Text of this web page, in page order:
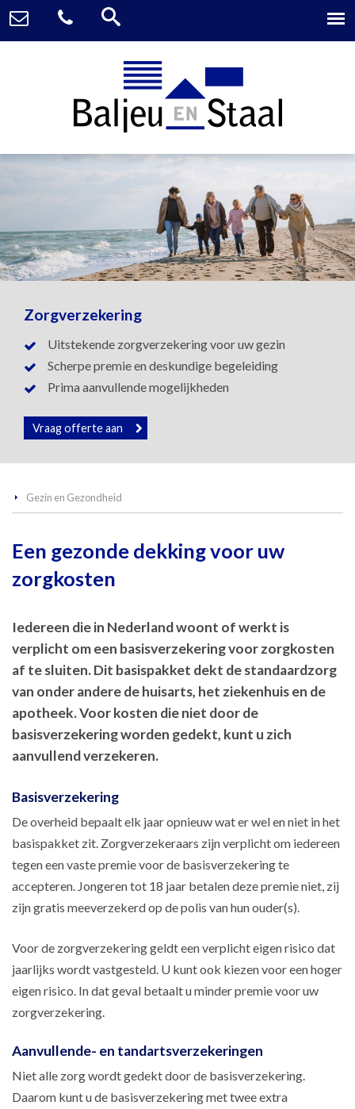
Zorgverzekering
Uitstekende zorgverzekering voor uw gezin
Scherpe premie en deskundige begeleiding
Prima aanvullende mogelijkheden
Vraag offerte aan
Gezin en Gezondheid
Een gezonde dekking voor uw
zorgkosten
Iedereen die in Nederland woont of werkt is
verplicht om een basisverzekering voor zorgkosten
af te sluiten. Dit basispakket dekt de standaardzorg
van onder andere de huisarts, het ziekenhuis en de
apotheek. Voor kosten die niet door de
basisverzekering worden gedekt, kunt u zich
aanvullend verzekeren.
Basisverzekering
De overheid bepaalt elk jaar opnieuw wat er wel en niet in het
basispakket zit. Zorgverzekeraars zijn verplicht om iedereen
tegen een vaste premie voor de basisverzekering te
accepteren. Jongeren tot 18 jaar betalen deze premie niet, zij
zijn gratis meeverzekerd op de polis van hun ouder(s).
Voor de zorgverzekering geldt een verplicht eigen risico dat
jaarlijks wordt vastgesteld. U kunt ook kiezen voor een hoger
eigen risico. In dat geval betaalt u minder premie voor uw
zorgverzekering.
Aanvullende- en tandartsverzekeringen
Niet alle zorg wordt gedekt door de basisverzekering.
Daarom kunt u de basisverzekering met twee extra